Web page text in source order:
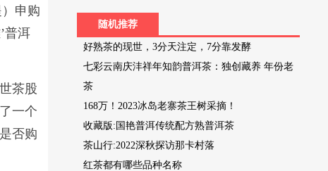
申购
普洱
茶股
一个
否购
随机推荐
好熟茶的现世，3分天注定，7分靠发酵
七彩云南庆沣祥年知韵普洱茶：独创藏养 年份老
茶
168万！2023冰岛老寨茶王树采摘！
收藏版:国艳普洱传统配方熟普洱茶
茶山行:2022深秋探访那卡村落
红茶都有哪些品种名称